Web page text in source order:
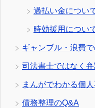
過払い金につい
時効援用につい
ギャンブル・浪費
司法書士ではなく
まんがでわかる個
債務整理のQ&A